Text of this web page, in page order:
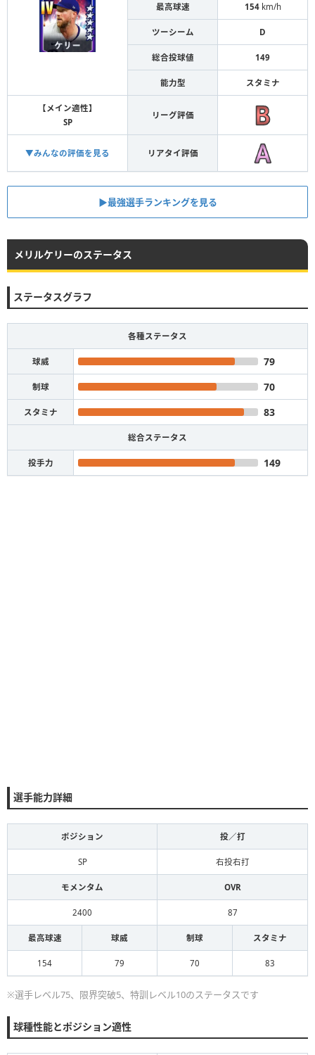
最高球速 154km/h
ツーシーム D
総合投球値 149
能力型 スタミナ
【メイン適性】
SP
リーグ評価
▼みんなの評価を見る リアタイ評価
▶︎最強選手ランキングを見る
メリルケリーのステータス
ステータスグラフ
各種ステータス
球威 79
制球 70
スタミナ 83
総合ステータス
投手力 149
選手能力詳細
ポジション 投／打
SP 右投右打
モメンタム OVR
2400 87
最高球速 球威 制球 スタミナ
154 79 70 83
※選手レベル75、限界突破5、特訓レベル10のステータスです
球種性能とポジション適性